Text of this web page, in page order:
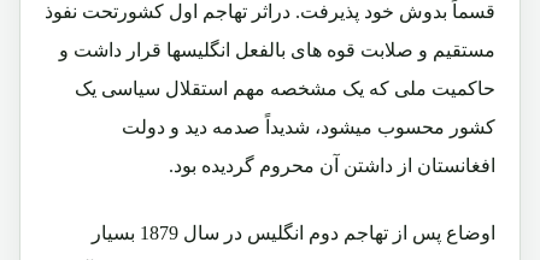
قسماً بدوش خود پذیرفت. دراثر تهاجم اول کشورتحت نفوذ
مستقیم و صلابت قوه های بالفعل انگلیسها قرار داشت و
حاکمیت ملی که یک مشخصه مهم استقلال سیاسی یک
کشور محسوب میشود، شدیداً صدمه دید و دولت
افغانستان از داشتن آن محروم گردیده بود.
اوضاع پس از تهاجم دوم انگلیس در سال 1879 بسیار